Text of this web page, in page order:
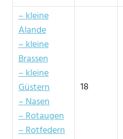
– kleine
Alande
– kleine
Brassen
– kleine
Güstern
– Nasen
– Rotaugen
– Rotfedern
18